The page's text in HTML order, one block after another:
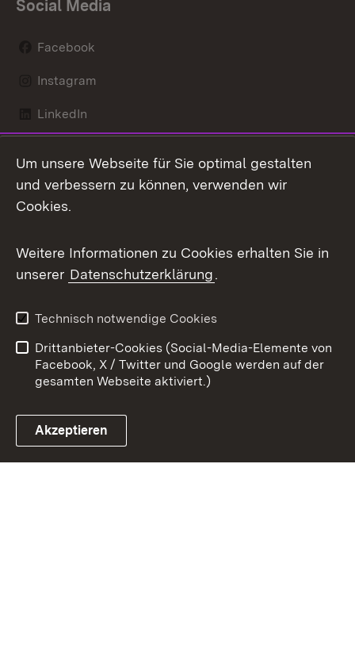
Social Media
Facebook
Instagram
LinkedIn
X / Twitter
Youtube
Link zum Landesportal
Kontakt
Datenschutz
Barrierefreiheit
Impressum
Cookies
Um unsere Webseite für Sie optimal gestalten
und verbessern zu können, verwenden wir
Cookies.
Weitere Informationen zu Cookies erhalten Sie in
unserer Datenschutzerklärung.
Technisch notwendige Cookies
Drittanbieter-Cookies (Social-Media-Elemente von
Facebook, X / Twitter und Google werden auf der
gesamten Webseite aktiviert.)
Akzeptieren